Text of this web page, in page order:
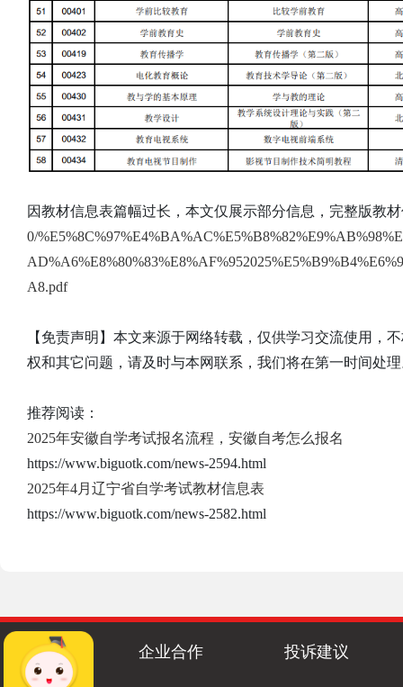
因教材信息表篇幅过长，本文仅展示部分信息，完整版教
0/
A8.pdf
【免责声明】本文来源于网络转载，仅供学习交流使用，
权和其它问题，请及时与本网联系，我们将在第一时间处
推荐阅读：
2025年安徽自学考试报名流程，安徽自考怎么报名
https://www.biguotk.com/news-2594.html
2025年4月辽宁省自学考试教材信息表
https://www.biguotk.com/news-2582.html
企业合作 投诉建议